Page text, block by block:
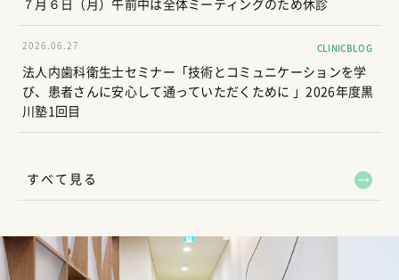
７月６日（月）午前中は全体ミーティングのため休診
2026.06.27
法人内歯科衛生士セミナー「技術とコミュニケーションを学
び、患者さんに安心して通っていただくために 」2026年度黒
川塾1回目
CLINICBLOG
すべて見る